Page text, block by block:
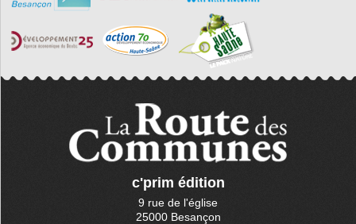
c'prim édition
9 rue de l'église
25000 Besançon